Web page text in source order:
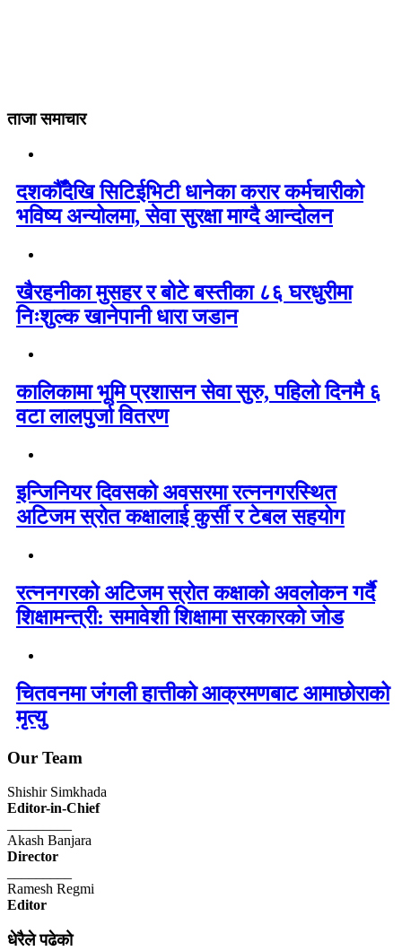
ताजा समाचार
दशकौँदेखि सिटिईभिटी धानेका करार कर्मचारीको
भविष्य अन्योलमा, सेवा सुरक्षा माग्दै आन्दोलन
खैरहनीका मुसहर र बोटे बस्तीका ८६ घरधुरीमा
निःशुल्क खानेपानी धारा जडान
कालिकामा भूमि प्रशासन सेवा सुरु, पहिलो दिनमै ६
वटा लालपुर्जा वितरण
इन्जिनियर दिवसको अवसरमा रत्ननगरस्थित
अटिजम स्रोत कक्षालाई कुर्सी र टेबल सहयोग
रत्ननगरको अटिजम स्रोत कक्षाको अवलोकन गर्दै
शिक्षामन्त्री: समावेशी शिक्षामा सरकारको जोड
चितवनमा जंगली हात्तीको आक्रमणबाट आमाछोराको
मृत्यु
Our Team
Shishir Simkhada
Editor-in-Chief
Akash Banjara
Director
Ramesh Regmi
Editor
धेरैले पढेको